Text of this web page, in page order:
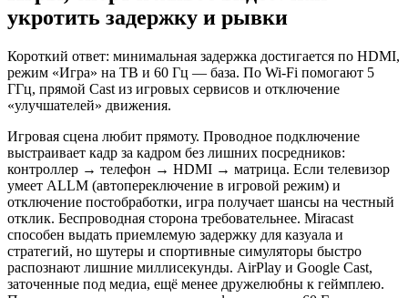
укротить задержку и рывки
Короткий ответ: минимальная задержка достигается по HDMI,
режим «Игра» на ТВ и 60 Гц — база. По Wi‑Fi помогают 5
ГГц, прямой Cast из игровых сервисов и отключение
«улучшателей» движения.
Игровая сцена любит прямоту. Проводное подключение
выстраивает кадр за кадром без лишних посредников:
контроллер → телефон → HDMI → матрица. Если телевизор
умеет ALLM (автопереключение в игровой режим) и
отключение постобработки, игра получает шансы на честный
отклик. Беспроводная сторона требовательнее. Miracast
способен выдать приемлемую задержку для казуала и
стратегий, но шутеры и спортивные симуляторы быстро
распознают лишние миллисекунды. AirPlay и Google Cast,
заточенные под медиа, ещё менее дружелюбны к геймплею.